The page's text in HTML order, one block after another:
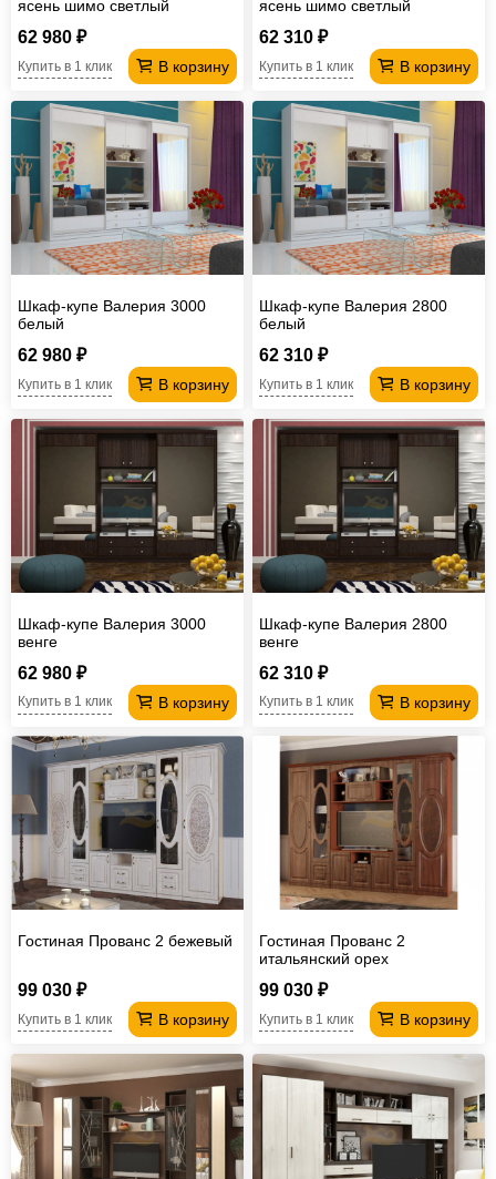
ясень шимо светлый
62 980 ₽
В корзину
Купить в 1 клик
ясень шимо светлый
62 310 ₽
В корзину
Купить в 1 клик
Шкаф-купе Валерия 3000
белый
62 980 ₽
В корзину
Купить в 1 клик
Шкаф-купе Валерия 2800
белый
62 310 ₽
В корзину
Купить в 1 клик
Шкаф-купе Валерия 3000
венге
62 980 ₽
В корзину
Купить в 1 клик
Шкаф-купе Валерия 2800
венге
62 310 ₽
В корзину
Купить в 1 клик
Гостиная Прованс 2 бежевый
99 030 ₽
В корзину
Купить в 1 клик
Гостиная Прованс 2
итальянский орех
99 030 ₽
В корзину
Купить в 1 клик